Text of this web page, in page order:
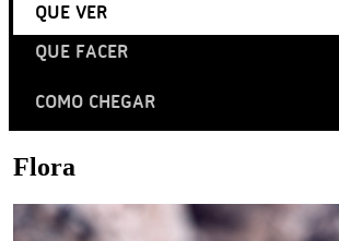
QUE VER
QUE FACER
COMO CHEGAR
Flora